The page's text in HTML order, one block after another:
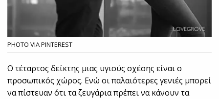
PHOTO VIA PINTEREST
Ο τέταρτος δείκτης μιας υγιούς σχέσης είναι ο
προσωπικός χώρος. Ενώ οι παλαιότερες γενιές μπορεί
να πίστευαν ότι τα ζευγάρια πρέπει να κάνουν τα